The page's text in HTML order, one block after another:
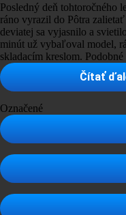
Posledný deň tohtoročného
ráno vyrazil do Pôtra
deviatej sa vyjasnilo a
minút už vybaľoval model,
skladacím kreslom.
Čítať
Označené